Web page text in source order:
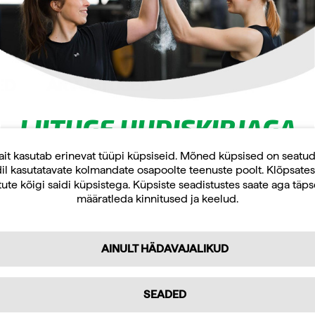
ARVUSTUSED
oma 200 kg kandevõime ja 100-
nagu pöörlevad käe- ja jalatoed,
rattad, mis koos ergonoomiliselt
lihtsaks.
kaaluda vanema süles. Hoidmisfunktsioon
hoolitseda ja kaalutulemusi hiljem
kasutab erinevat tüüpi küpsiseid. Mõned küpsised on
kasutatavate kolmandate osapoolte teenuste poolt.
kõigi saidi küpsistega. Küpsiste seadistustes saate aga
määratleda kinnitused ja keelud.
AINULT HÄDAVAJALIKUD
SEADED
LIITUGE UUDISKIRJAGA
Uudiskirja tellijana saate jooksvat teavet ja
pakkumisi teid huvitavate küsimuste kohta
ning 10% allahindlust oma esimeselt veebipoe
tellimuselt.
Tellin